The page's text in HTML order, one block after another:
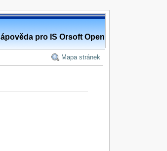
pro IS Orsoft Open
Mapa stránek